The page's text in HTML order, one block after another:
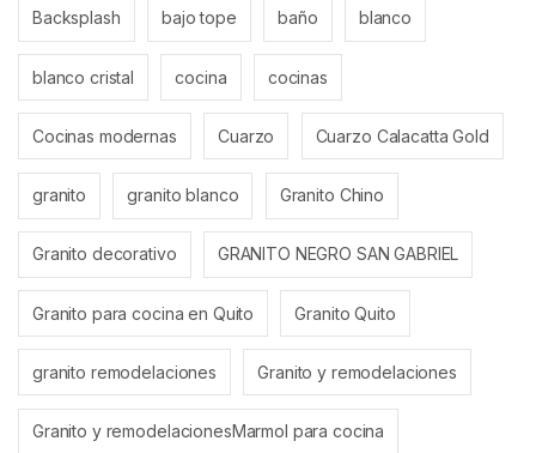
Backsplash bajo tope baño blanco
blanco cristal cocina cocinas
Cocinas modernas Cuarzo Cuarzo Calacatta Gold
granito granito blanco Granito Chino
Granito decorativo GRANITO NEGRO SAN GABRIEL
Granito para cocina en Quito Granito Quito
granito remodelaciones Granito y remodelaciones
Granito y remodelacionesMarmol para cocina